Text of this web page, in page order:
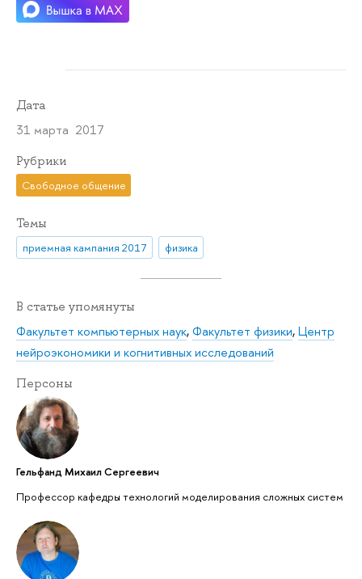
Дата
31 марта 2017
Рубрики
Свободное общение
Темы
приемная кампания 2017 физика
В статье упомянуты
Факультет компьютерных наук,Факультет физики,Центр
нейроэкономики и когнитивных исследований
Персоны
Гельфанд Михаил Сергеевич
Профессор кафедры технологий моделирования сложных систем